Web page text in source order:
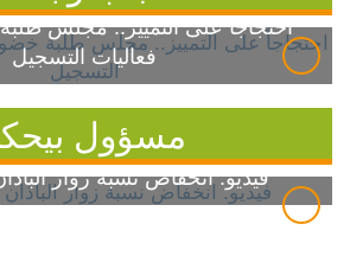
احتجاجاً على التمييز.. مجلس
فعاليات التسجيل
مسؤول
فيديو: انخفاض نسبة زوار